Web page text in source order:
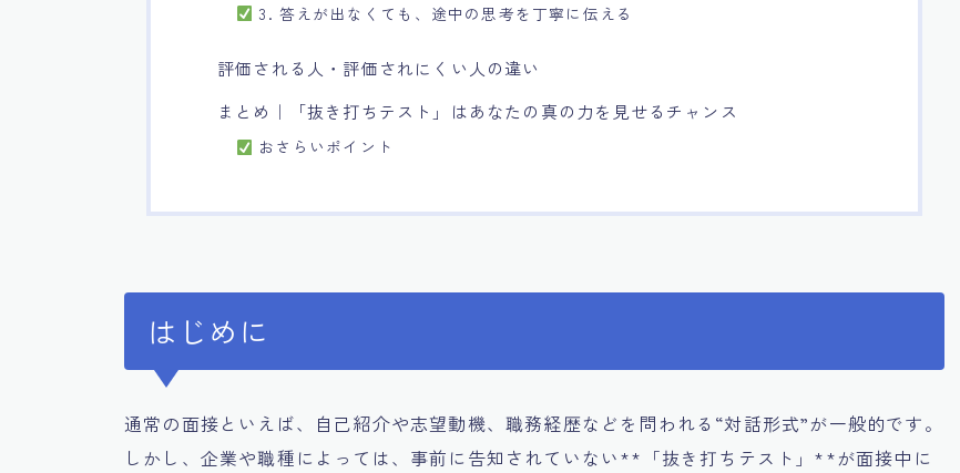
3. 答えが出なくても、途中の思考を丁寧に伝える
評価される人・評価されにくい人の違い
まとめ｜「抜き打ちテスト」はあなたの真の力を見せるチャンス
おさらいポイント
はじめに
通常の面接といえば、自己紹介や志望動機、職務経歴などを問われる“対話形式”が一般的です。
しかし、企業や職種によっては、事前に告知されていない**「抜き打ちテスト」**が面接中に